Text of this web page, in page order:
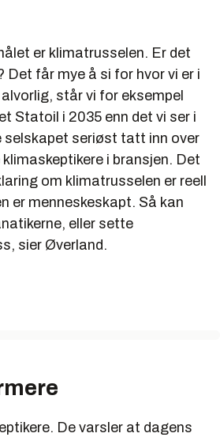
er klimatrusselen. Er det
Det får mye å si for hvor vi er i
står vi for eksempel
Statoil i 2035 enn det vi ser i
selskapet seriøst tatt inn over
i bransjen. Det
om klimatrusselen er reell
er menneskeskapt. Så kan
eller sette
sier Øverland.
De varsler at dagens